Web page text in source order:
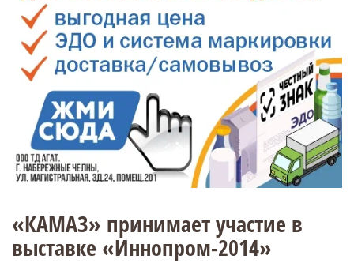
«КАМАЗ» принимает участие в
выставке «Иннопром-2014»